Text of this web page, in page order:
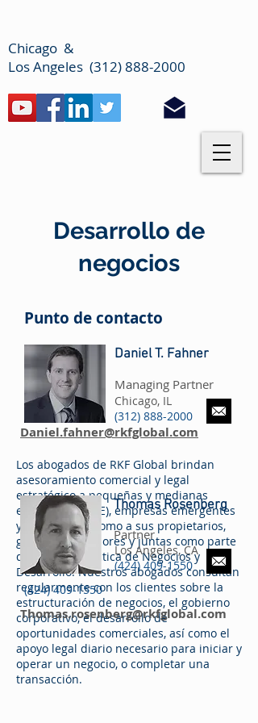
Chicago &
Los Angeles (312) 888-2000
Desarrollo de
negocios
Los abogados de RKF Global brindan
asesoramiento comercial y legal
estratégico a pequeñas y medianas
empresas (PYME), empresas emergentes
y grandes, así como a sus propietarios,
gerentes, inversores y juntas como parte
de nuestra práctica de Negocios y
Desarrollo. Nuestros abogados consultan
regularmente con los clientes sobre la
estructuración de negocios, el gobierno
corporativo, el desarrollo de
oportunidades comerciales, así como el
apoyo legal diario necesario para iniciar y
operar un negocio, o completar una
transacción.
Punto de contacto
Daniel T. Fahner
Managing Partner
Chicago, IL
(312) 888-2000
Daniel.fahner@rkfglobal.com
Thomas Rosenberg
Partner
Los Angeles, CA
(424) 409-1550
(424) 409-1550
Thomas.rosenberg@rkfglobal.com